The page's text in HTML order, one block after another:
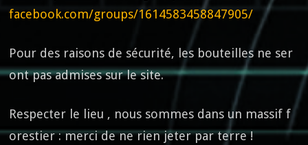
facebook.com/groups/1614583458847905/
Pour des raisons de sécurité, les bouteilles ne ser
ont pas admises sur le site.
Respecter le lieu , nous sommes dans un massif f
orestier : merci de ne rien jeter par terre !